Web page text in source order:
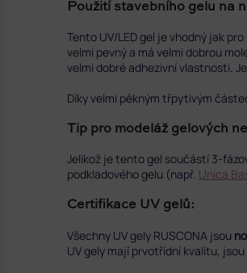
Použití stavebního gelu na
Tento UV/LED gel je vhodný jak
velmi pevný a má velmi dobrou
velmi dobré adhezivní vlastnosti.
Díky velmi pěkným třpytivým
Tip pro modeláž gelových
Jelikož je tento gel součástí 3-
podkladového gelu (např. Unica
Certifikace UV gelů:
Všechny UV gely RUSCONA jsou
UV gely mají prvotřídní kvalitu,